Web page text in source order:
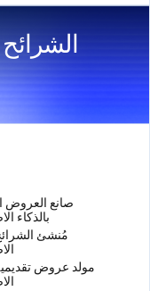
صانع العروض
بالذكاء
مُنشئ
مولد عروض